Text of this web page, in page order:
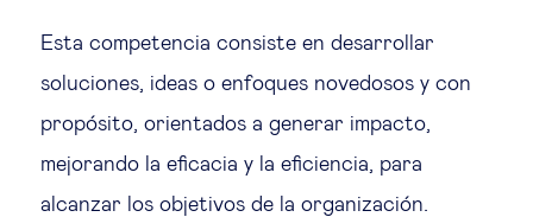
Esta competencia consiste en desarrollar
soluciones, ideas o enfoques novedosos y con
propósito, orientados a generar impacto,
mejorando la eficacia y la eficiencia, para
alcanzar los objetivos de la organización.